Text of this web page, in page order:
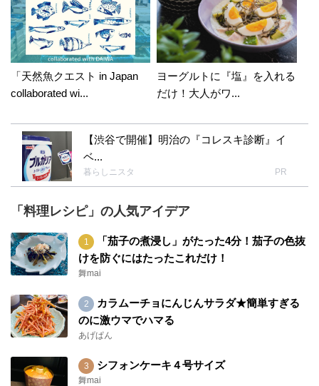
「天然魚クエスト in Japan
collaborated wi...
ヨーグルトに『塩』を入れる
だけ！大人がワ...
【渋谷で開催】明治の『コレスキ診断』イ
ベ...
暮らしニスタ PR
「料理レシピ」の人気アイデア
「茄子の煮浸し」がたった4分！茄子の色抜
けを防ぐにはたったこれだけ！
舞mai
カラムーチョにんじんサラダ★簡単すぎる
のに激ウマでハマる
あげぱん
シフォンケーキ４号サイズ
舞mai